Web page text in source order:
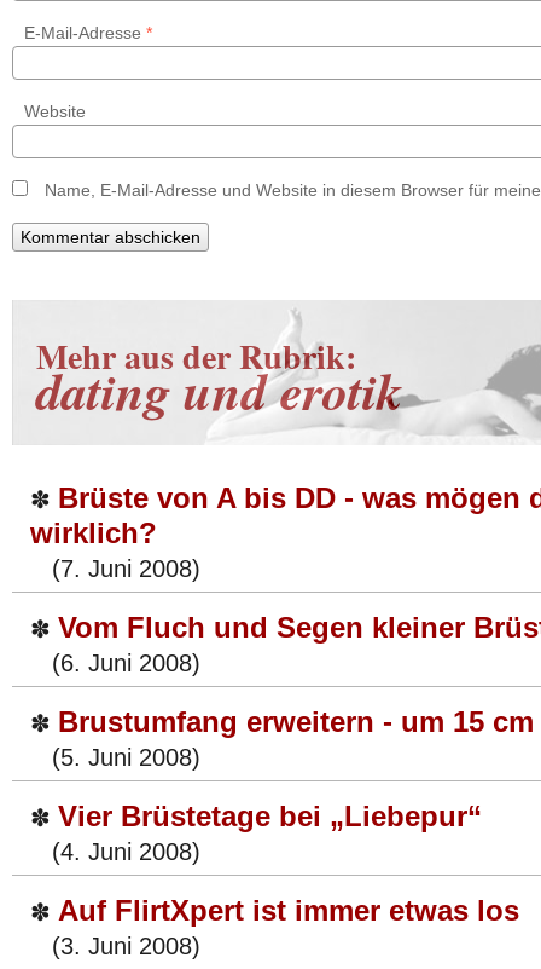
E-Mail-Adresse *
Website
Name, E-Mail-Adresse und Website in diesem Browser für
Mehr aus der Rubrik:
dating und erotik
✽ Brüste von A bis DD - was mögen
wirklich?
(7. Juni 2008)
✽ Vom Fluch und Segen kleiner
(6. Juni 2008)
✽ Brustumfang erweitern - um 15 cm
(5. Juni 2008)
✽ Vier Brüstetage bei „Liebepur“
(4. Juni 2008)
✽ Auf FlirtXpert ist immer etwas los
(3. Juni 2008)